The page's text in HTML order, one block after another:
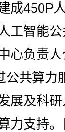
成450P
工智能
心负责
公共算力
展及科
力支持